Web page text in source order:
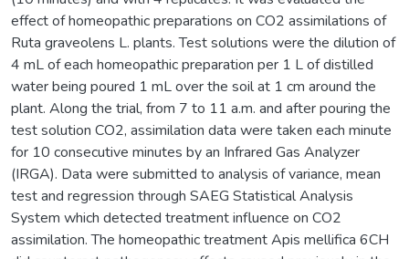
effect of homeopathic preparations on CO2 assimilations of
Ruta graveolens L. plants. Test solutions were the dilution of
4 mL of each homeopathic preparation per 1 L of distilled
water being poured 1 mL over the soil at 1 cm around the
plant. Along the trial, from 7 to 11 a.m. and after pouring the
test solution CO2, assimilation data were taken each minute
for 10 consecutive minutes by an Infrared Gas Analyzer
(IRGA). Data were submitted to analysis of variance, mean
test and regression through SAEG Statistical Analysis
System which detected treatment influence on CO2
assimilation. The homeopathic treatment Apis mellifica 6CH